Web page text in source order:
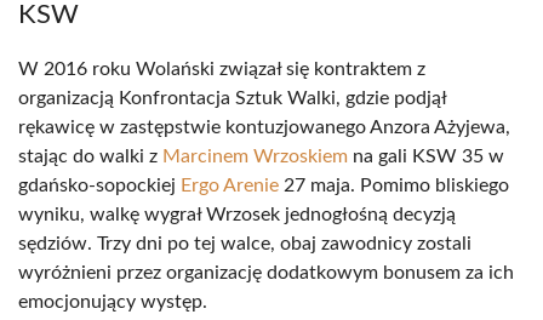
KSW
W 2016 roku Wolański związał się kontraktem z
organizacją Konfrontacja Sztuk Walki, gdzie podjął
rękawicę w zastępstwie kontuzjowanego Anzora Ażyjewa,
stając do walki z Marcinem Wrzoskiem na gali KSW 35 w
gdańsko-sopockiej Ergo Arenie 27 maja. Pomimo bliskiego
wyniku, walkę wygrał Wrzosek jednogłośną decyzją
sędziów. Trzy dni po tej walce, obaj zawodnicy zostali
wyróżnieni przez organizację dodatkowym bonusem za ich
emocjonujący występ.